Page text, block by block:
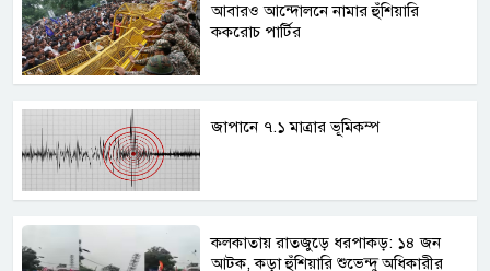
আবারও আন্দোলনে নামার হুঁশিয়ারি
ককরোচ পার্টির
জাপানে ৭.১ মাত্রার ভূমিকম্প
কলকাতায় রাতজুড়ে ধরপাকড়: ১৪ জন
আটক, কড়া হুঁশিয়ারি শুভেন্দু অধিকারীর